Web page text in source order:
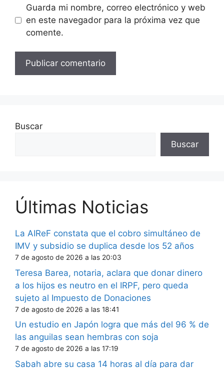
Guarda mi nombre, correo electrónico y web
en este navegador para la próxima vez que
comente.
Buscar
Buscar
Últimas Noticias
La AIReF constata que el cobro simultáneo de
IMV y subsidio se duplica desde los 52 años
7 de agosto de 2026 a las 20:03
Teresa Barea, notaria, aclara que donar dinero
a los hijos es neutro en el IRPF, pero queda
sujeto al Impuesto de Donaciones
7 de agosto de 2026 a las 18:41
Un estudio en Japón logra que más del 96 % de
las anguilas sean hembras con soja
7 de agosto de 2026 a las 17:19
Sabah abre su casa 14 horas al día para dar